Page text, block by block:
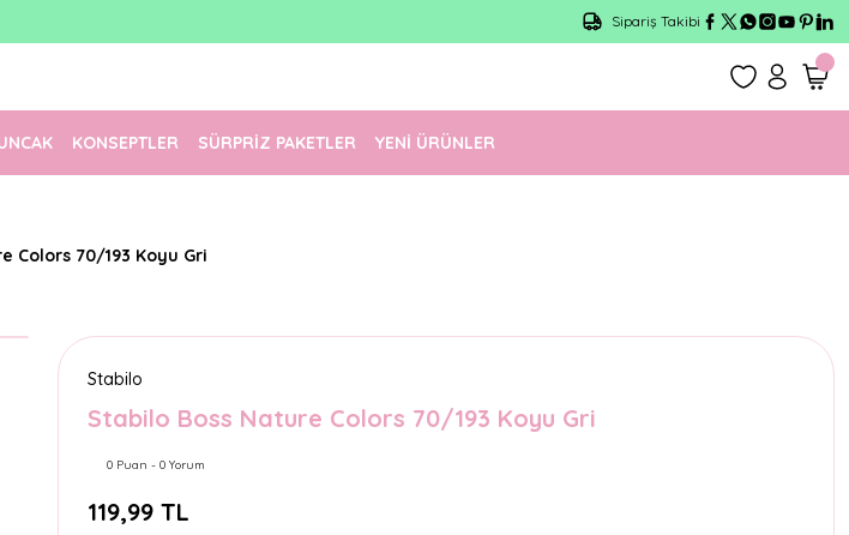
Ücretsiz Kargo
Sipariş Takibi
KONSEPTLER SÜRPRİZ PAKETLER YENİ ÜRÜNLER
Colors 70/193 Koyu Gri
Stabilo
Stabilo Boss Nature Colors 70/193 Koyu Gri
0 Puan - 0 Yorum
119,99 TL